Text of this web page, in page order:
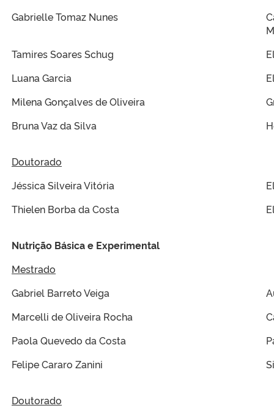
Gabrielle Tomaz Nunes
Tamires Soares Schug
Luana Garcia
Milena Gonçalves de Oliveira
Bruna Vaz da Silva
Doutorado
Jéssica Silveira Vitória
Thielen Borba da Costa
Nutrição Básica e Experimental
Mestrado
Gabriel Barreto Veiga
Marcelli de Oliveira Rocha
Paola Quevedo da Costa
Felipe Cararo Zanini
Doutorado